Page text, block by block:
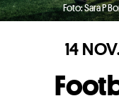
Foto: Sara P
14